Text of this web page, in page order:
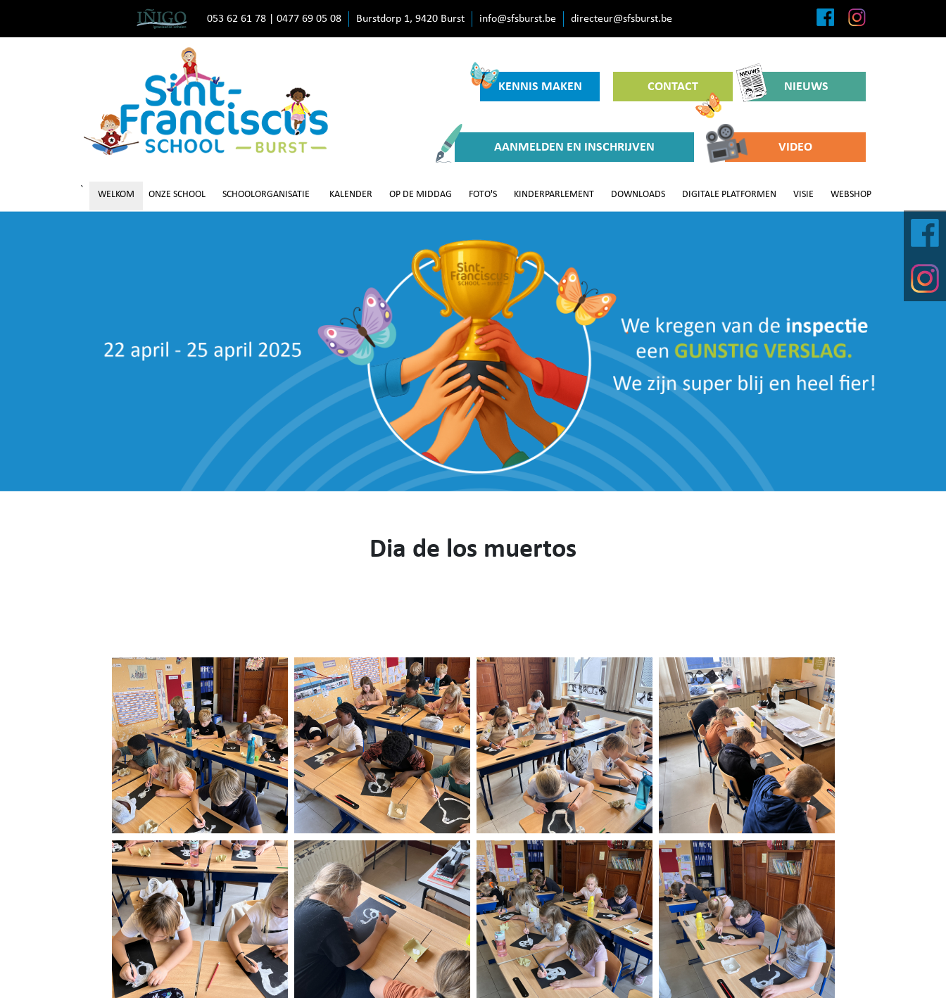
053 62 61 78 0477 69 05 08 Burstdorp 1, 9420 Burst info@sfsburst.be directeur@sfsburst.be
KENNIS MAKEN CONTACT NIEUWS
AANMELDEN EN INSCHRIJVEN VIDEO
` WELKOM ONZE SCHOOL SCHOOLORGANISATIE KALENDER OP DE MIDDAG FOTO'S KINDERPARLEMENT DOWNLOADS DIGITALE PLATFORMEN VISIE WEBSHOP
Dia de los muertos